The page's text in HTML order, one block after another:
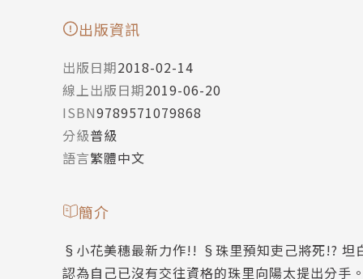
出版資訊
出版日期2018-02-14
線上出版日期2019-06-20
ISBN9789571079868
分級普級
語言繁體中文
簡介
§小花美穗最新力作!! §珠里預知吏己將死!? 坦
認為自己已沒有交往資格的珠里向陽太提出分手